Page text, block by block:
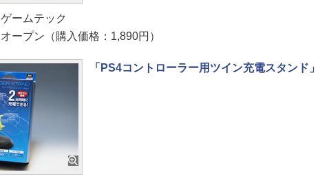
ゲームテック
オープン（購入価格：1,890円）
「PS4コントローラー用ツイン充電スタンド」